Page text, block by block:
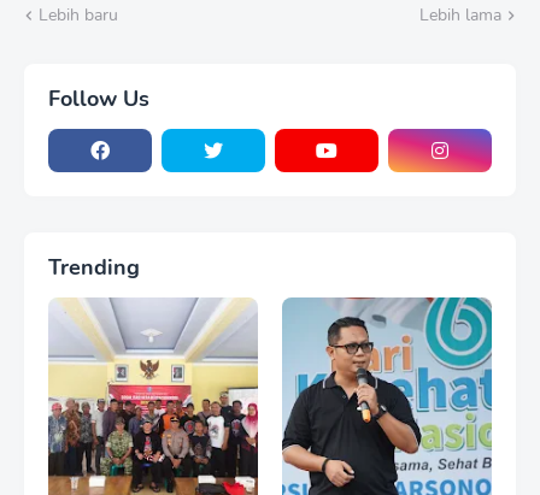
Lebih baru
Lebih lama
Follow Us
Trending